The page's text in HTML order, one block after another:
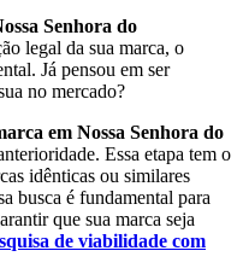
Senhora do
legal da sua marca, o
Já pensou em ser
no mercado?
em Nossa Senhora do
Essa etapa tem o
idênticas ou similares
busca é fundamental para
que sua marca seja
de viabilidade com